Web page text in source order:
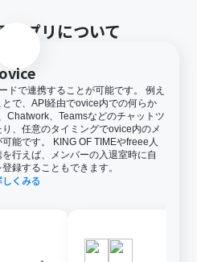
アプリについて
ovice
ドで連携することが可能です。 例え
で、API経由でovice内での何らか
Chatwork、Teamsなどのチャットツ
、任意のタイミングでovice内のメ
能です。 KING OF TIMEやfreee人
行えば、メンバーの入退室時に自
録することもできます。
くみる